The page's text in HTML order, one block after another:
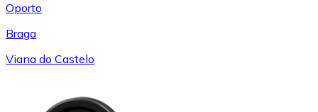
Oporto
Braga
Viana do Castelo